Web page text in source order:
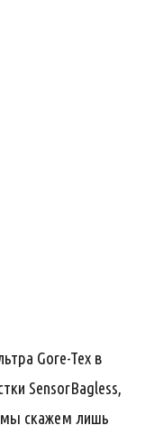
Gore-Tex в
SensorBagless,
мы скажем лишь